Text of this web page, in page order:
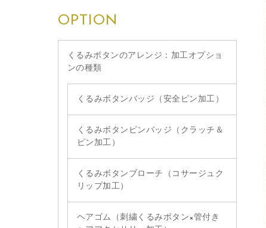
OPTION
くるみボタンのアレンジ：加工オプショ
ンの種類
くるみボタンバッジ（安全ピン加工）
くるみボタンピンバッジ（クラッチ＆
ピン加工）
くるみボタンブローチ（コサージュク
リップ加工）
ヘアゴム（刺繍くるみボタン×管付き